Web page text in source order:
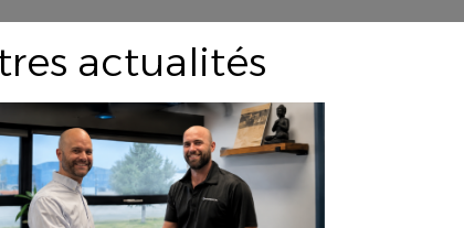
actualités